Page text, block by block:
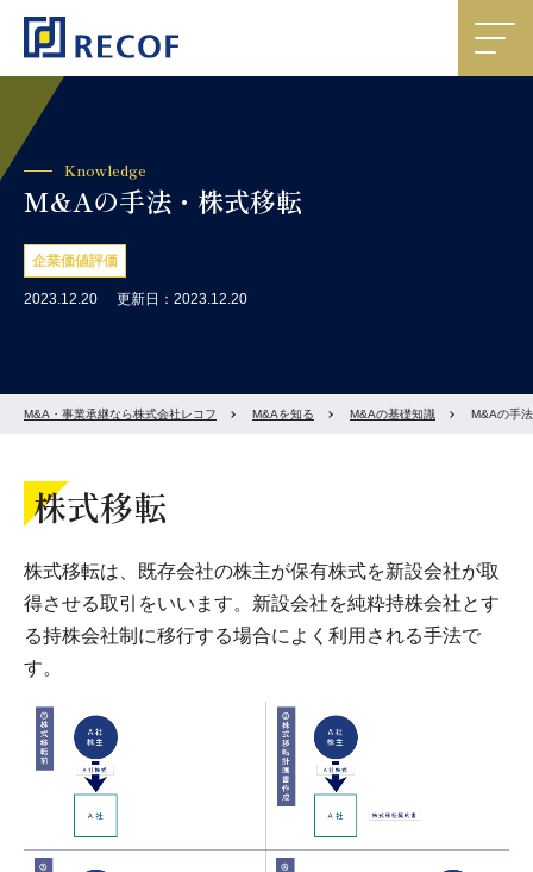
Knowledge
M&Aの手法・株式移転
企業価値評価
2023.12.20 更新日：2023.12.20
M&A・事業承継なら株式会社レコフ M&Aを知る M&Aの基礎知識 M&Aの手
株式移転
株式移転は、既存会社の株主が保有株式を新設会社が取
得させる取引をいいます。新設会社を純粋持株会社とす
る持株会社制に移行する場合によく利用される手法で
す。